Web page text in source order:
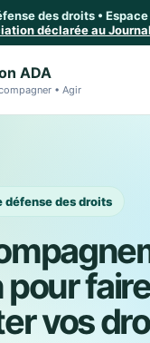
des droits •
déclarée au
ADA
• Agir
des droits
faire
vos